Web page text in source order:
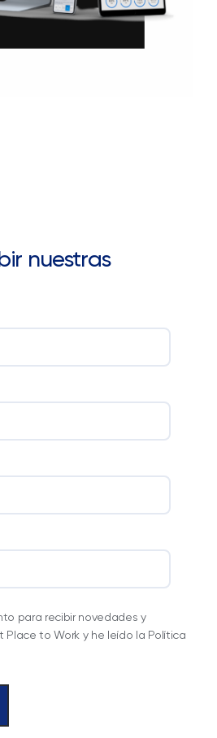
nuestras
para recibir novedades y
to Work y he leído la Política